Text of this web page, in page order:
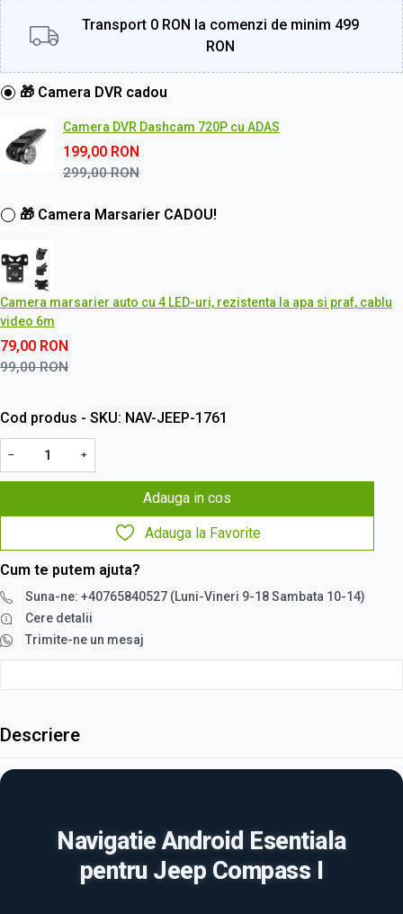
Transport 0 RON la comenzi de minim 499
RON
🎁 Camera DVR cadou
Camera DVR Dashcam 720P cu ADAS
199,00 RON
299,00RON
🎁 Camera Marsarier CADOU!
Camera marsarier auto cu 4 LED-uri, rezistenta la apa si praf, cablu
video 6m
79,00 RON
99,00RON
Cod produs - SKU NAV-JEEP-1761
− +
Adauga in cos
Adauga la Favorite
Cum te putem ajuta?
Suna-ne: +40765840527 (Luni-Vineri 9-18 Sambata 10-14)
Cere detalii
Trimite-ne un mesaj
Descriere
Navigatie Android Esentiala
pentru Jeep Compass I